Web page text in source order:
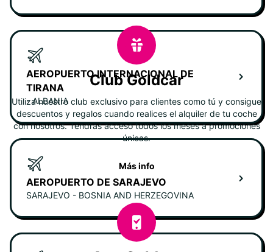
AEROPUERTO INTERNACIONAL DE
TIRANA
- ALBANIA
AEROPUERTO DE SARAJEVO
SARAJEVO - BOSNIA AND HERZEGOVINA
Club Goldcar
Utiliza nuestro club exclusivo para clientes como tú y consigue
descuentos y regalos cuando realices el alquiler de tu coche
con nosotros. Tendrás acceso todos los meses a promociones
únicas.
Más info